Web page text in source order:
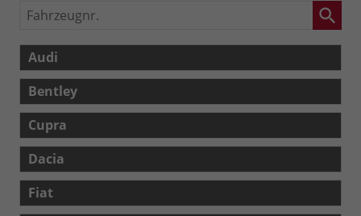
Fahrzeugnr.
Audi
Bentley
Cupra
Dacia
Fiat